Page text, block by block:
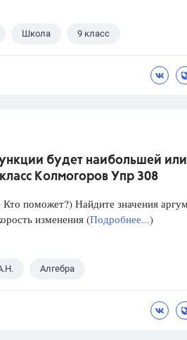
Школа 9 класс
будет наибольшей или
Колмогоров Упр 308
поможет?) Найдите значения
изменения (Подробнее...)
Алгебра